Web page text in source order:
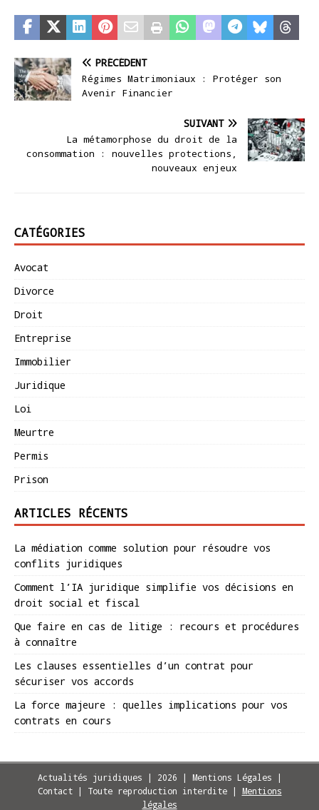
PRÉCÉDENT
Régimes Matrimoniaux : Protéger son
Avenir Financier
SUIVANT
La métamorphose du droit de la
consommation : nouvelles protections,
nouveaux enjeux
CATÉGORIES
Avocat
Divorce
Droit
Entreprise
Immobilier
Juridique
Loi
Meurtre
Permis
Prison
ARTICLES RÉCENTS
La médiation comme solution pour résoudre vos
conflits juridiques
Comment l’IA juridique simplifie vos décisions en
droit social et fiscal
Que faire en cas de litige : recours et procédures
à connaître
Les clauses essentielles d’un contrat pour
sécuriser vos accords
La force majeure : quelles implications pour vos
contrats en cours
Actualités juridiques | 2026 | Mentions Légales |
Contact | Toute reproduction interdite | Mentions
légales